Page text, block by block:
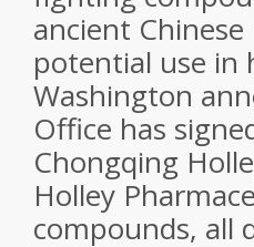
ancient
potential use in
Washington
Office has
Chongqing
Holley
compounds, all